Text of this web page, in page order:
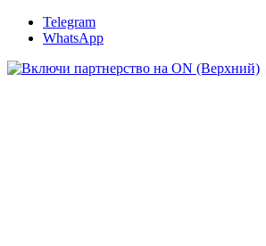
Telegram
WhatsApp